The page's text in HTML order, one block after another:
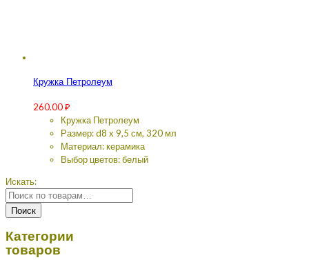
Кружка Петролеум
260.00₽
Кружка Петролеум
Размер: d8 х 9,5 см, 320 мл
Материал: керамика
Выбор цветов: белый
Искать:
Поиск
Категории
товаров